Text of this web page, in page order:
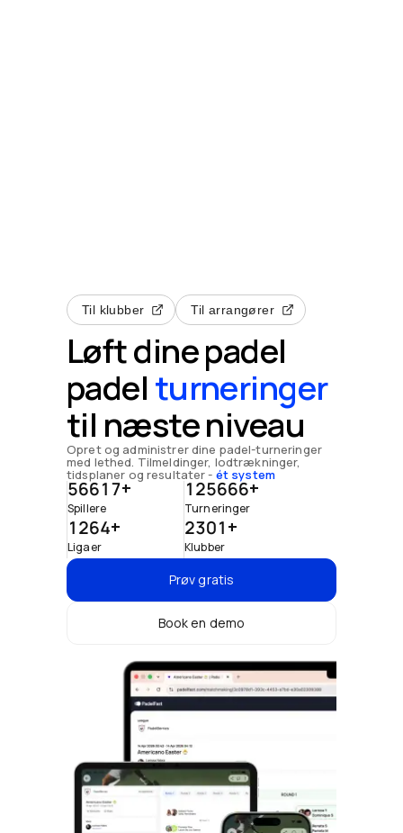
Til klubber Til arrangører
Løft dine padel
padel turneringer
til næste niveau
Opret og administrer dine padel-turneringer
med lethed. Tilmeldinger, lodtrækninger,
tidsplaner og resultater- ét system
56617+
Spillere
125666+
Turneringer
1264+
Ligaer
2301+
Klubber
Prøv gratis
Book en demo